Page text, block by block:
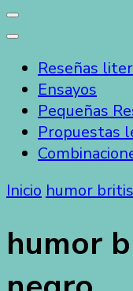
Reseñas
Ensayos
Pequeñas
Propuestas
Inicio humor
humor